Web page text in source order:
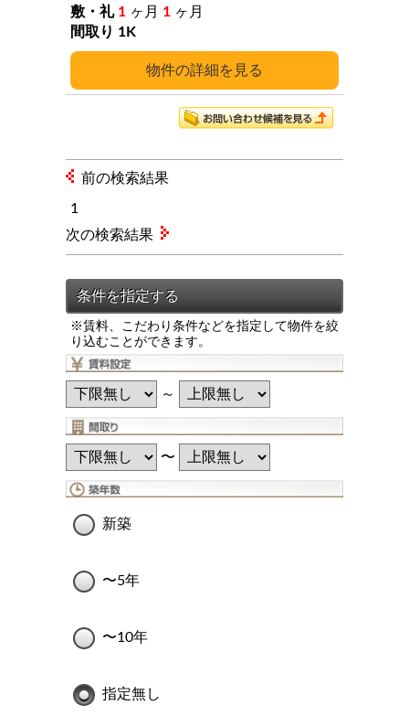
詳細
1 ヶ月 1 ヶ月
1K
前の検索結果
1
※賃料、こだわり条件などを指定して物件を絞
り込むことができます。
～
〜
新築
〜5年
〜10年
指定無し